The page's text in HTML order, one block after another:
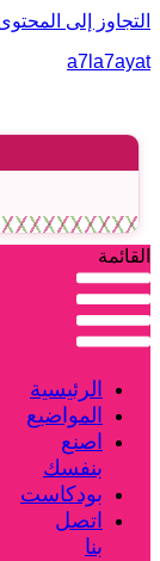
إلى المحتوى
الرئيسية
المواضيع
اصنع
بنفسك
بودكاست
اتصل
بنا